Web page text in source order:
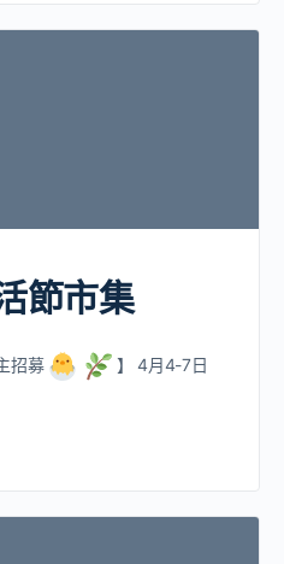
節市集
招募
】 4月4-7日